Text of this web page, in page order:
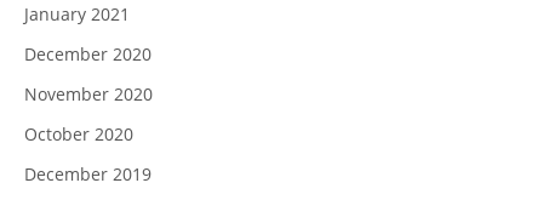
January 2021
December 2020
November 2020
October 2020
December 2019